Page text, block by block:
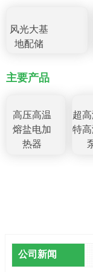
风光大基
地配储
主要产品
高压高温
熔盐电加
热器
超高
特
公司新闻